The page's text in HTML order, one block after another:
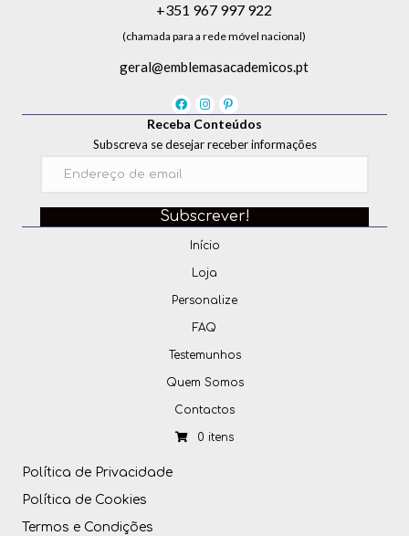
+351 967 997 922
(chamada para a rede móvel nacional)
geral@emblemasacademicos.pt
Receba Conteúdos
Subscreva se desejar receber informações
Subscrever!
Início
Loja
Personalize
FAQ
Testemunhos
Quem Somos
Contactos
0 itens
Política de Privacidade
Política de Cookies
Termos e Condições